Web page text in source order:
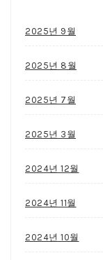
2025년 9월
2025년 8월
2025년 7월
2025년 3월
2024년 12월
2024년 11월
2024년 10월